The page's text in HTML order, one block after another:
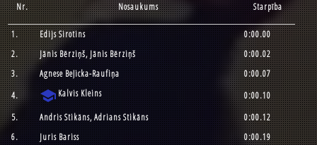
Nr. Nosaukums Starpība
1. Edijs Sirotins
0:00.00
2.
Jānis Bērziņš, Jānis Bērziņš
0:00.02
3.
Agnese Beļicka-Raufiņa
0:00.07
4.
schoolKalvis Kleins
0:00.10
5.
Andris Stikāns, Adrians Stikāns
0:00.12
6.
Juris Bariss
0:00.19